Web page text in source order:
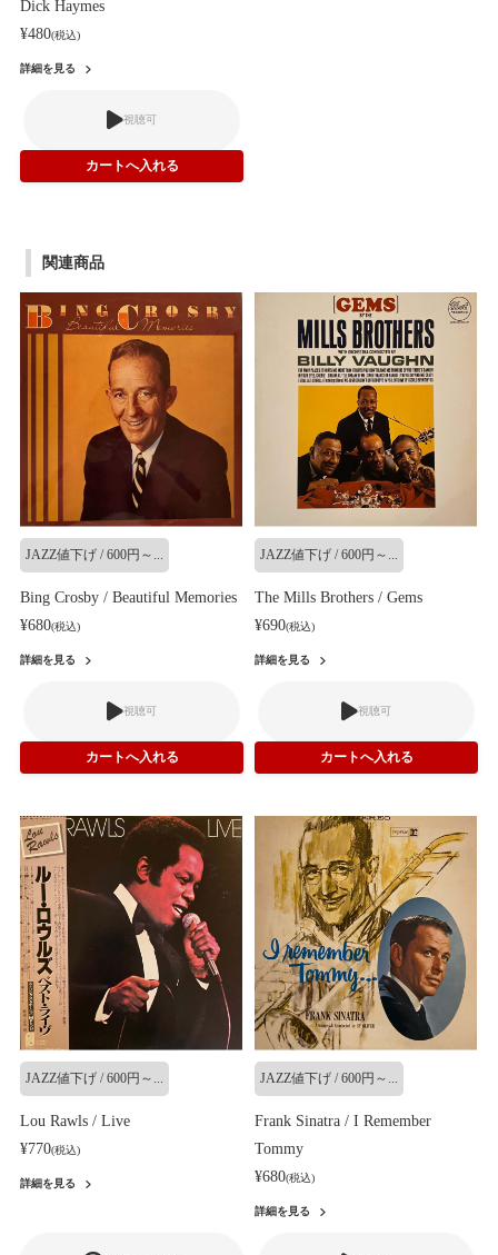
Dick Haymes
¥480(税込)
詳細を見る
視聴可
関連商品
JAZZ値下げ / 600円～...
Bing Crosby / Beautiful Memories
¥680(税込)
詳細を見る
視聴可
JAZZ値下げ / 600円～...
The Mills Brothers / Gems
¥690(税込)
詳細を見る
視聴可
JAZZ値下げ / 600円～...
Lou Rawls / Live
¥770(税込)
詳細を見る
JAZZ値下げ / 600円～...
Frank Sinatra / I Remember
Tommy
¥680(税込)
詳細を見る